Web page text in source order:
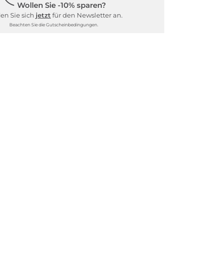
Wollen Sie -10% sparen?
Sie sich jetzt für den Newsletter an.
Beachten Sie die Gutscheinbedingungen.